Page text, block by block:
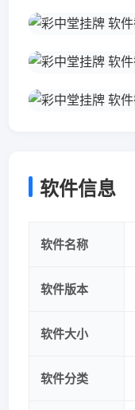
软件信息
软件名称
软件版本
软件大小
软件分类